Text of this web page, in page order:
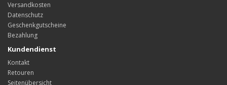
Versandkosten
Datenschutz
Geschenkgutscheine
Bezahlung
Kundendienst
Kontakt
Retouren
Seitenübersicht